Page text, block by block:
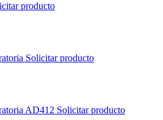
producto
Solicitar producto
Solicitar producto